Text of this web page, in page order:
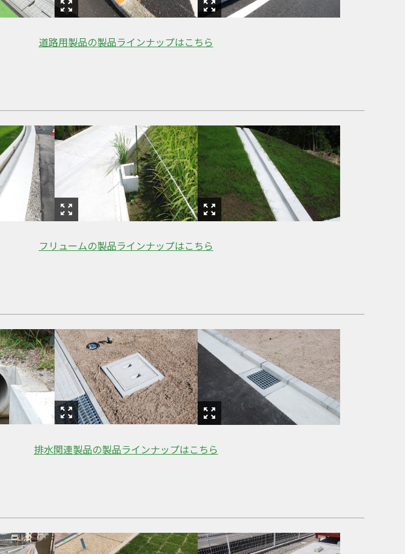
道路用製品の製品ラインナップはこちら
フリュームの製品ラインナップはこちら
排水関連製品の製品ラインナップはこちら